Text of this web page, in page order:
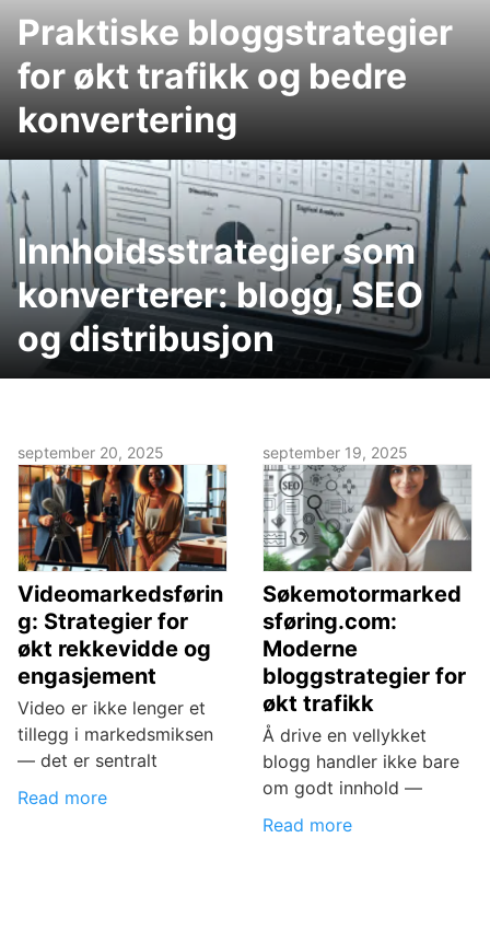
Praktiske bloggstrategier
for økt trafikk og bedre
konvertering
Innholdsstrategier som
konverterer: blogg, SEO
og distribusjon
september 20, 2025
Videomarkedsførin
g: Strategier for
økt rekkevidde og
engasjement
Video er ikke lenger et
tillegg i markedsmiksen
— det er sentralt
Read more
september 19, 2025
Søkemotormarked
sføring.com:
Moderne
bloggstrategier for
økt trafikk
Å drive en vellykket
blogg handler ikke bare
om godt innhold —
Read more